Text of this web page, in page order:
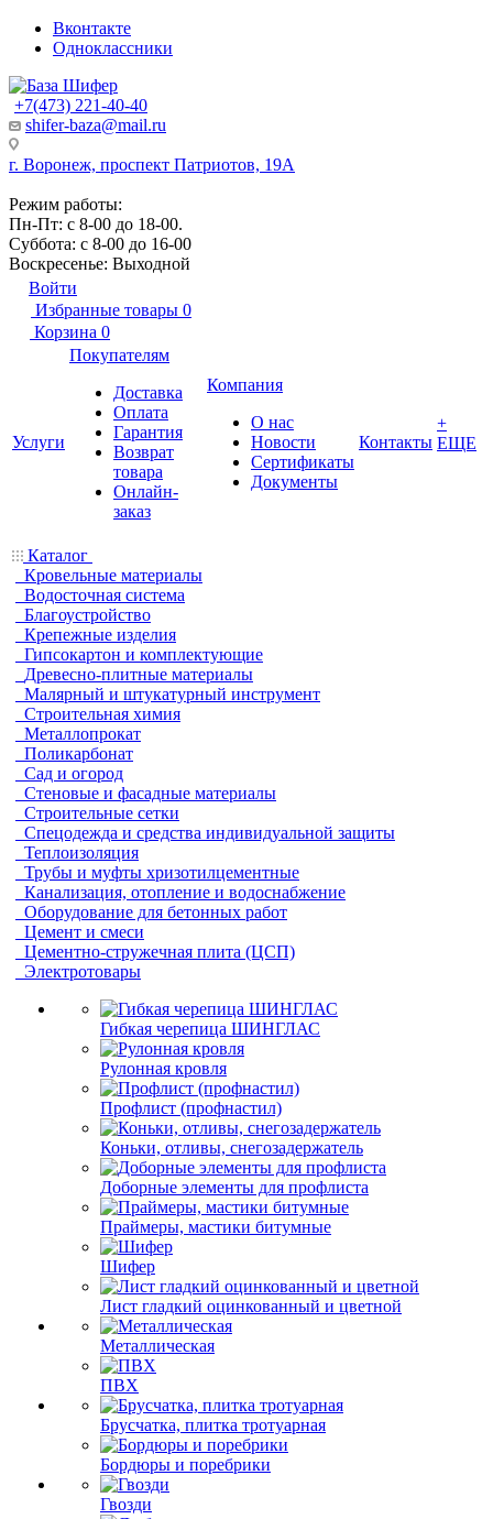
Вконтакте
Одноклассники
+7(473) 221-40-40
shifer-baza@mail.ru
г. Воронеж, проспект Патриотов, 19А
Режим работы:
Пн-Пт: с 8-00 до 18-00.
Суббота: с 8-00 до 16-00
Воскресенье: Выходной
Войти
Избранные товары 0
Корзина 0
Услуги
Покупателям
Доставка
Оплата
Гарантия
Возврат
товара
Онлайн-
заказ
Компания
О нас
Новости
Сертификаты
Документы
Контакты
+
ЕЩЕ
Каталог
Кровельные материалы
Водосточная система
Благоустройство
Крепежные изделия
Гипсокартон и комплектующие
Древесно-плитные материалы
Малярный и штукатурный инструмент
Строительная химия
Металлопрокат
Поликарбонат
Сад и огород
Стеновые и фасадные материалы
Строительные сетки
Спецодежда и средства индивидуальной защиты
Теплоизоляция
Трубы и муфты хризотилцементные
Канализация, отопление и водоснабжение
Оборудование для бетонных работ
Цемент и смеси
Цементно-стружечная плита (ЦСП)
Электротовары
Гибкая черепица ШИНГЛАС
Рулонная кровля
Профлист (профнастил)
Коньки, отливы, снегозадержатель
Доборные элементы для профлиста
Праймеры, мастики битумные
Шифер
Лист гладкий оцинкованный и цветной
Металлическая
ПВХ
Брусчатка, плитка тротуарная
Бордюры и поребрики
Гвозди